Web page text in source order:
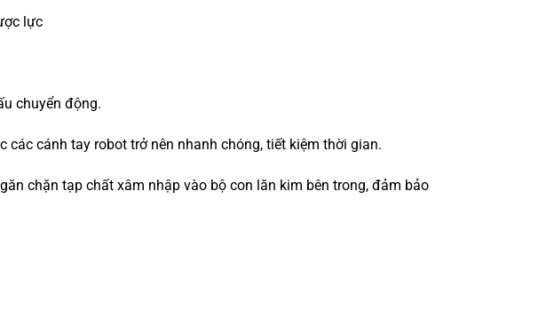
lực
chuyển động.
cánh tay robot trở nên nhanh chóng, tiết kiệm thời gian.
chặn tạp chất xâm nhập vào bộ con lăn kim bên trong, đảm bảo